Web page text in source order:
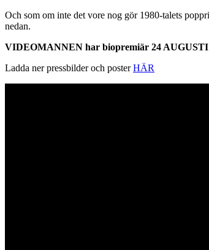
Och som om inte det vore nog gör 1980-talets
nedan.
VIDEOMANNEN har biopremiär 24 AUGUSTI
Ladda ner pressbilder och posterHÄR